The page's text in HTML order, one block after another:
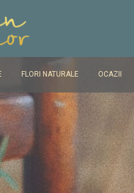
FLORI NATURALE OCAZII